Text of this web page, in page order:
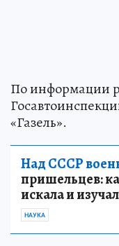
По информации
«Газель».
Над СССР
пришельцев:
искала и
НАУКА